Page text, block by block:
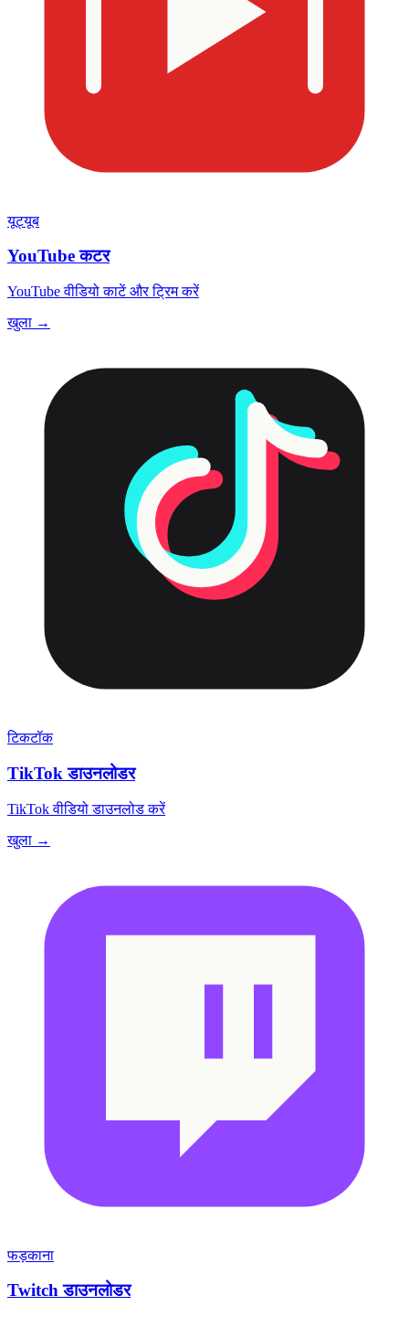
यूट्यूब
YouTube कटर
YouTube वीडियो काटें और ट्रिम करें
खुला →
टिकटॉक
TikTok डाउनलोडर
TikTok वीडियो डाउनलोड करें
खुला →
फड़काना
Twitch डाउनलोडर